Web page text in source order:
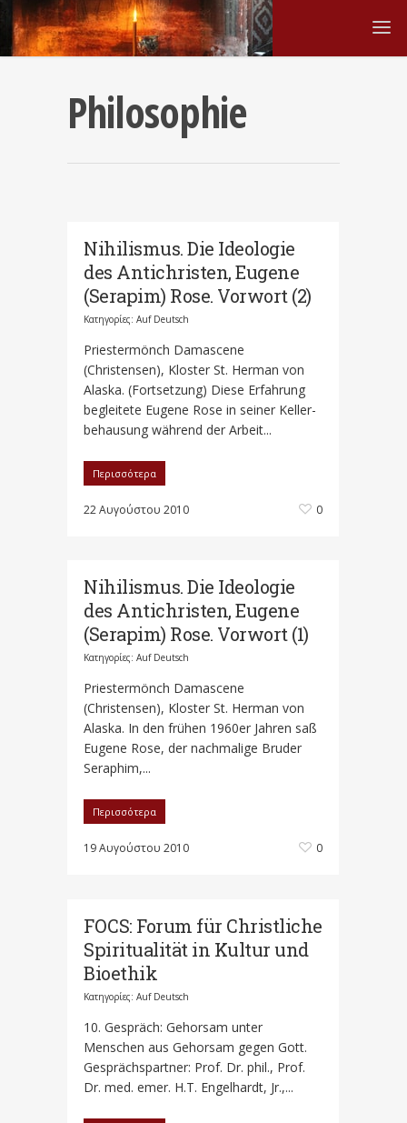
Philosophie
Nihilismus. Die Ideologie
des Antichristen, Eugene
(Serapim) Rose. Vorwort (2)
Κατηγορίες: Auf Deutsch
Priestermönch Damascene
(Christensen), Kloster St. Herman von
Alaska. (Fortsetzung) Diese Erfahrung
begleitete Eugene Rose in seiner Keller-
behausung während der Arbeit...
Περισσότερα
22 Αυγούστου 2010 0
Nihilismus. Die Ideologie
des Antichristen, Eugene
(Serapim) Rose. Vorwort (1)
Κατηγορίες: Auf Deutsch
Priestermönch Damascene
(Christensen), Kloster St. Herman von
Alaska. In den frühen 1960er Jahren saß
Eugene Rose, der nachmalige Bruder
Seraphim,...
Περισσότερα
19 Αυγούστου 2010 0
FOCS: Forum für Christliche
Spiritualität in Kultur und
Bioethik
Κατηγορίες: Auf Deutsch
10. Gespräch: Gehorsam unter
Menschen aus Gehorsam gegen Gott.
Gesprächspartner: Prof. Dr. phil., Prof.
Dr. med. emer. H.T. Engelhardt, Jr.,...